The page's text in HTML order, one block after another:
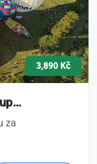
3,890 Kč
za